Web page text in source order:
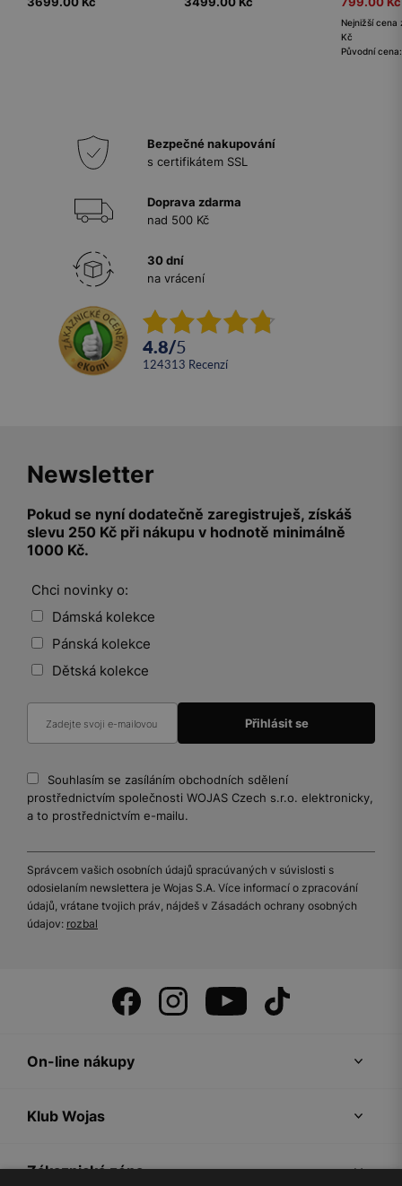
Nejnižší cena
Kč
Původní
Bezpečné nakupování
s certifikátem SSL
Doprava zdarma
nad 500 Kč
30 dní
na vrácení
4.8/5
124313 recenzí
Newsletter
Pokud se nyní dodatečně zaregistruješ, získáš
slevu 250 Kč při nákupu v hodnotě minimálně
1000 Kč.
Chci novinky o:
Dámská kolekce
Pánská kolekce
Dětská kolekce
Souhlasím se zasíláním obchodních sdělení
prostřednictvím společnosti WOJAS Czech s.r.o. elektronicky,
a to prostřednictvím e-mailu.
Správcem vašich osobních údajů spracúvaných v súvislosti s
odosielaním newslettera je Wojas S.A. Více informací o zpracování
údajů, vrátane tvojich práv, nájdeš v Zásadách ochrany osobných
údajov: rozbal
On-line nákupy
Klub Wojas
Zákaznická zóna